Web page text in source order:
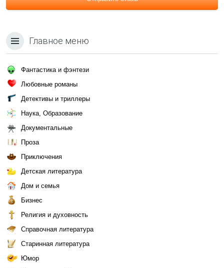
Главное меню
Фантастика и фэнтези
Любовные романы
Детективы и триллеры
Наука, Образование
Документальные
Проза
Приключения
Детская литература
Дом и семья
Бизнес
Религия и духовность
Справочная литература
Старинная литература
Юмор